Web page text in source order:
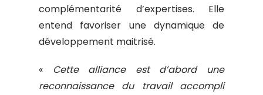
complémentarité d’expertises. Elle
entend favoriser une dynamique de
développement maitrisé.
«
Cette alliance est d’abord une
reconnaissance du travail accompli